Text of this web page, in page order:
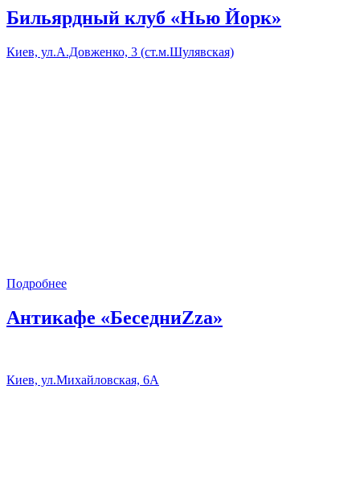
Бильярдный клуб «Нью Йорк»
Киев, ул.А.Довженко, 3 (ст.м.Шулявская)
Подробнее
Антикафе «БеседниZzа»
Киев, ул.Михайловская, 6А